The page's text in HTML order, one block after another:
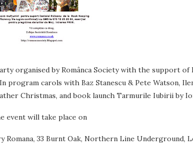
organised by Românca Society with the support of
program carols with Baz Stanescu & Pete Watson,
Christmas, and book launch Tarmurile Iubirii by
event will take place on
Romana, 33 Burnt Oak, Northern Line Underground,